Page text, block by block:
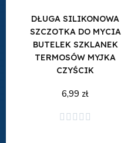
DŁUGA SILIKONOWA
SZCZOTKA DO MYCIA
BUTELEK SZKLANEK
TERMOSÓW MYJKA
CZYŚCIK
6,99 zł
    
Dodaj do koszyka